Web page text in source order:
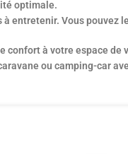
optimale.
entretenir. Vous pouvez
confort à votre espace
ou camping-car